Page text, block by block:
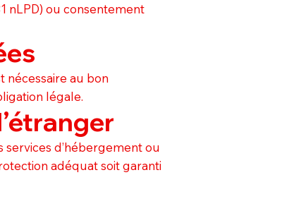
nLPD) ou consentement
nécessaire au bon
légale.
services d’hébergement ou
adéquat soit garanti